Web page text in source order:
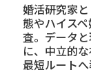
婚活研究家
態やハイス
査。データ
に、中立的
最短ルートへ